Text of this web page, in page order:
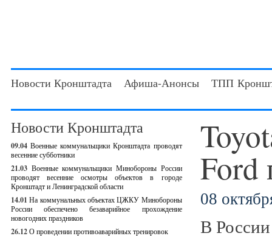
Новости Кронштадта Афиша-Анонсы ТПП
Новости Кронштадта
09.04 Военные коммунальщики Кронштадта проводят
весенние субботники
21.03 Военные коммунальщики Минобороны России
проводят весенние осмотры объектов в городе
Кронштадт и Ленинградской области
14.01 На коммунальных объектах ЦЖКУ Минобороны
России обеспечено безаварийное прохождение
новогодних праздников
26.12О проведении противоаварийных тренировок
Ford
08
В